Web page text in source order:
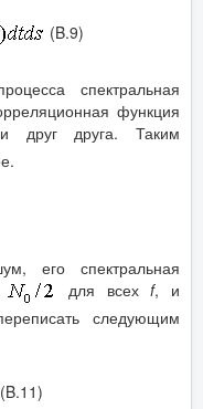
(B.9)
спектральная
функция
друг друга. Таким
его спектральная
для всехf, и
следующим
(B.11)